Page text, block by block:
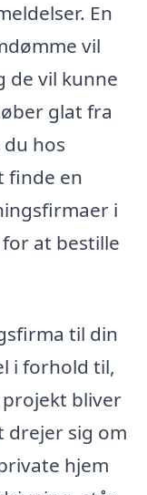
En
vil
de vil kunne
glat fra
hos
finde en
i
at bestille
til din
i forhold til,
bliver
drejer sig om
hjem